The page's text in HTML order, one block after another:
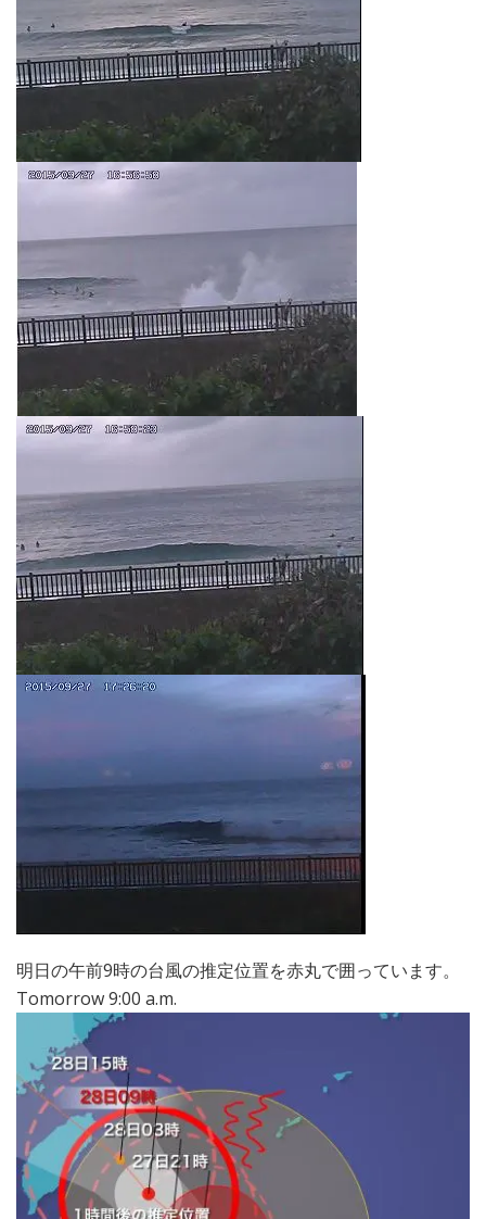
明日の午前9時の台風の推定位置を赤丸で囲っています。
Tomorrow 9:00 a.m.